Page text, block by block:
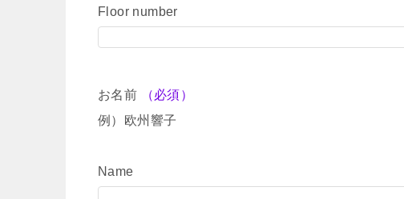
Floor number
お名前
（必須）
例）欧州響子
Name